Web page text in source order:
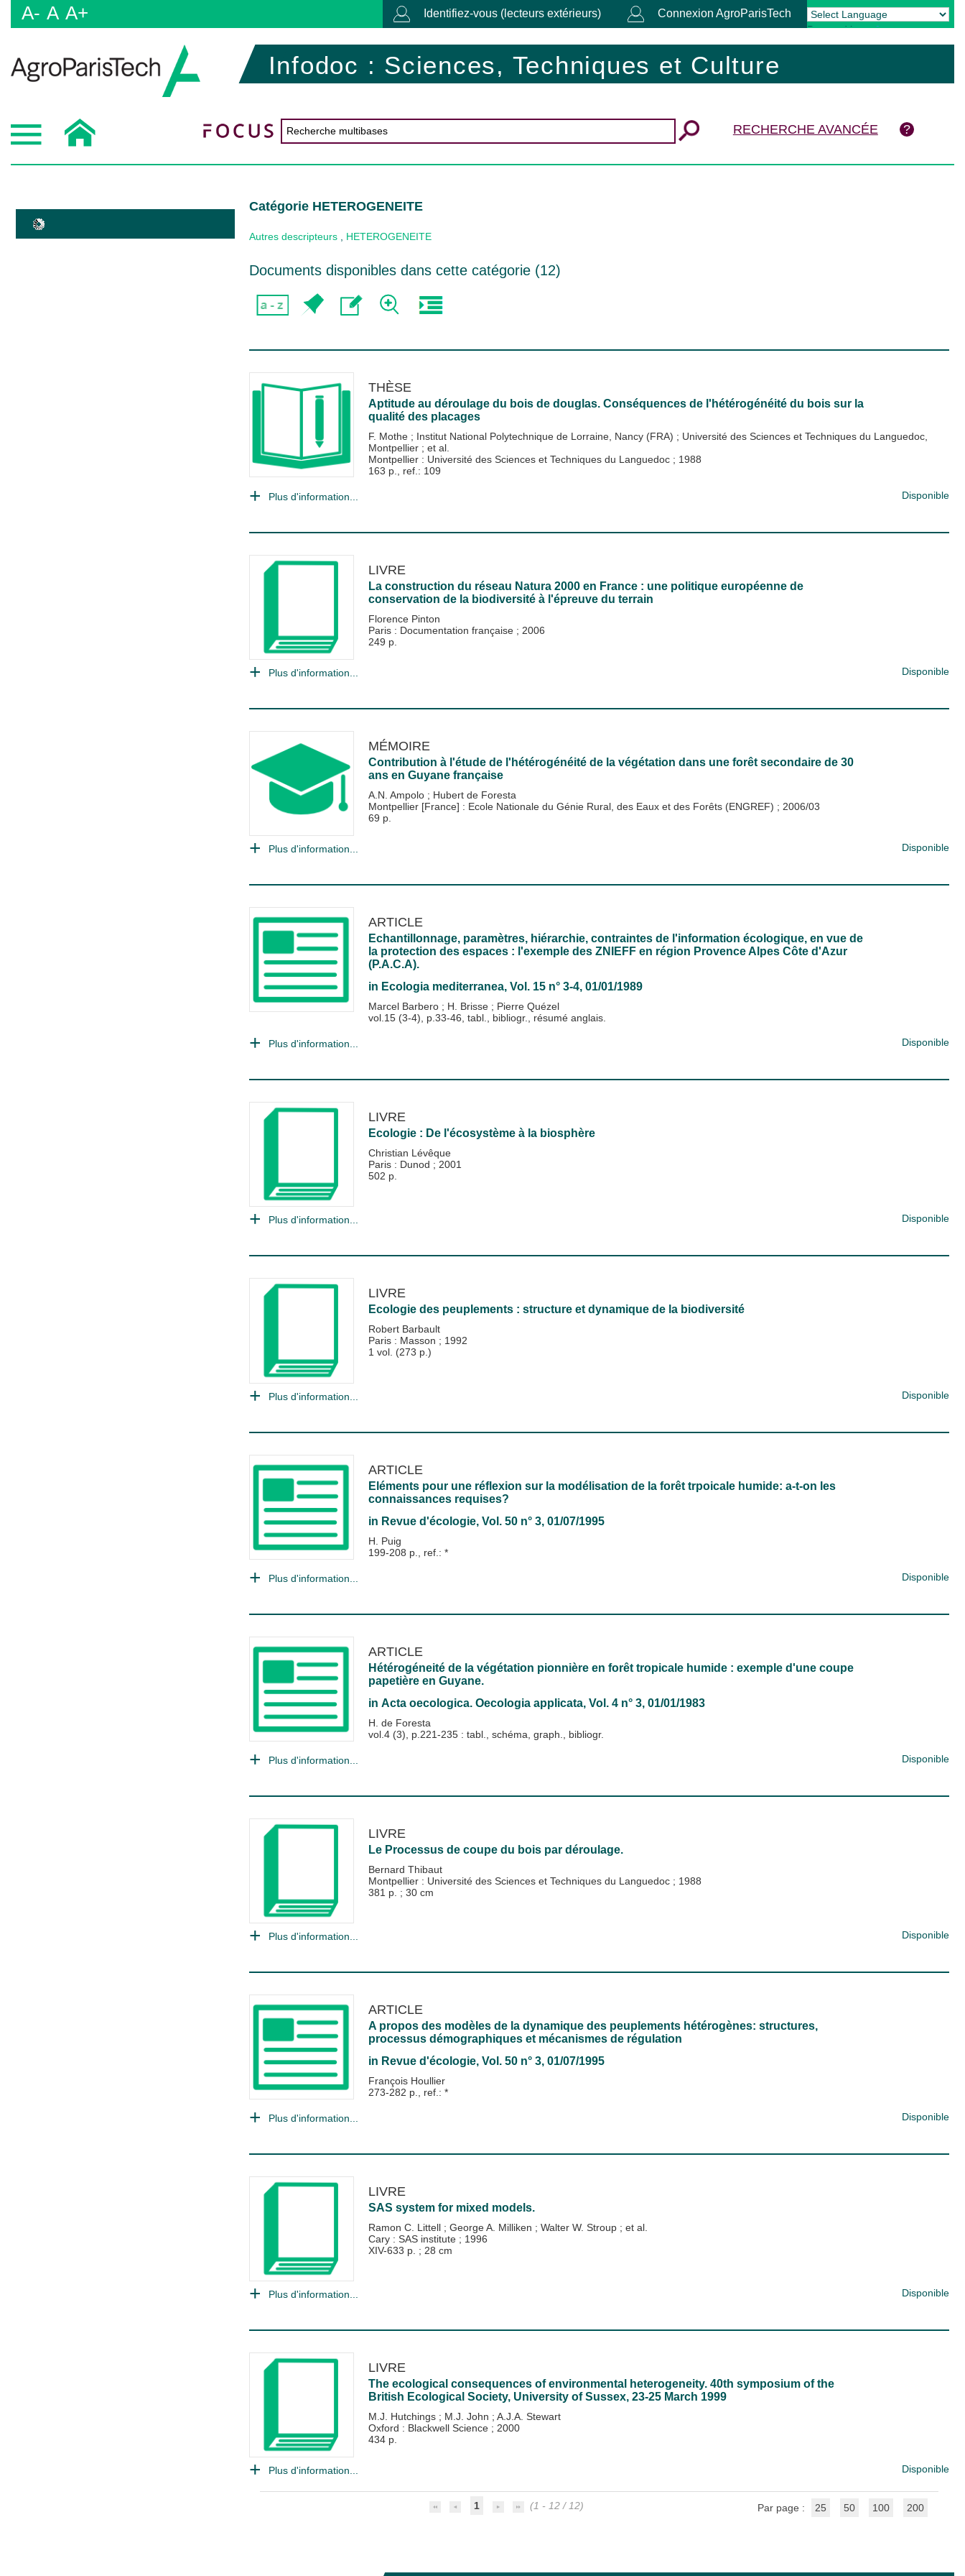
A- A A+ Identifiez-vous (lecteurs extérieurs) Connexion AgroParisTech
Powered by Translate
Infodoc : Sciences, Techniques et Culture
RECHERCHE AVANCÉE
Catégorie HETEROGENEITE
Autres descripteurs HETEROGENEITE
Documents disponibles dans cette catégorie (12)
THÈSE
Aptitude au déroulage du bois de douglas. Conséquences de l'hétérogénéité du bois sur la
qualité des placages
F. Mothe ; Institut National Polytechnique de Lorraine, Nancy (FRA) ; Université des Sciences et Techniques du Languedoc,
Montpellier ; et al.
Montpellier : Université des Sciences et Techniques du Languedoc ; 1988
163 p., ref.: 109
Plus d'information... Disponible
LIVRE
La construction du réseau Natura 2000 en France : une politique européenne de
conservation de la biodiversité à l'épreuve du terrain
Florence Pinton
Paris : Documentation française ; 2006
249 p.
Plus d'information... Disponible
MÉMOIRE
Contribution à l'étude de l'hétérogénéité de la végétation dans une forêt secondaire de 30
ans en Guyane française
A.N. Ampolo ; Hubert de Foresta
Montpellier [France] : Ecole Nationale du Génie Rural, des Eaux et des Forêts (ENGREF) ; 2006/03
69 p.
Plus d'information... Disponible
ARTICLE
Echantillonnage, paramètres, hiérarchie, contraintes de l'information écologique, en vue de
la protection des espaces : l'exemple des ZNIEFF en région Provence Alpes Côte d'Azur
(P.A.C.A).
in Ecologia mediterranea, Vol. 15 n° 3-4, 01/01/1989
Marcel Barbero ; H. Brisse ; Pierre Quézel
vol.15 (3-4), p.33-46, tabl., bibliogr., résumé anglais.
Plus d'information... Disponible
LIVRE
Ecologie : De l'écosystème à la biosphère
Christian Lévêque
Paris : Dunod ; 2001
502 p.
Plus d'information... Disponible
LIVRE
Ecologie des peuplements : structure et dynamique de la biodiversité
Robert Barbault
Paris : Masson ; 1992
1 vol. (273 p.)
Plus d'information... Disponible
ARTICLE
Eléments pour une réflexion sur la modélisation de la forêt trpoicale humide: a-t-on les
connaissances requises?
in Revue d'écologie, Vol. 50 n° 3, 01/07/1995
H. Puig
199-208 p., ref.: *
Plus d'information... Disponible
ARTICLE
Hétérogéneité de la végétation pionnière en forêt tropicale humide : exemple d'une coupe
papetière en Guyane.
in Acta oecologica. Oecologia applicata, Vol. 4 n° 3, 01/01/1983
H. de Foresta
vol.4 (3), p.221-235 : tabl., schéma, graph., bibliogr.
Plus d'information... Disponible
LIVRE
Le Processus de coupe du bois par déroulage.
Bernard Thibaut
Montpellier : Université des Sciences et Techniques du Languedoc ; 1988
381 p. ; 30 cm
Plus d'information... Disponible
ARTICLE
A propos des modèles de la dynamique des peuplements hétérogènes: structures,
processus démographiques et mécanismes de régulation
in Revue d'écologie, Vol. 50 n° 3, 01/07/1995
François Houllier
273-282 p., ref.: *
Plus d'information... Disponible
LIVRE
SAS system for mixed models.
Ramon C. Littell ; George A. Milliken ; Walter W. Stroup ; et al.
Cary : SAS institute ; 1996
XIV-633 p. ; 28 cm
Plus d'information... Disponible
LIVRE
The ecological consequences of environmental heterogeneity. 40th symposium of the
British Ecological Society, University of Sussex, 23-25 March 1999
M.J. Hutchings ; M.J. John ; A.J.A. Stewart
Oxford : Blackwell Science ; 2000
434 p.
Plus d'information... Disponible
1 (1 - 12 / 12) Par page : 25 50 100 200